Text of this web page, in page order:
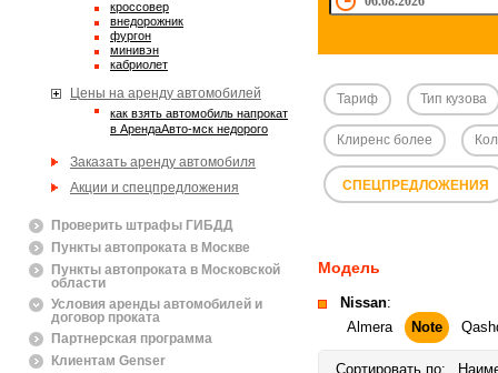
кроссовер
внедорожник
фургон
минивэн
кабриолет
Цены на аренду автомобилей
Как взять автомобиль напрокат
в АрендаАвто-мск недорого
Заказать аренду автомобиля
Акции и спецпредложения
Проверить штрафы ГИБДД
Пункты автопроката в Москве
Пункты автопроката в Московской
области
Условия аренды автомобилей и
договор проката
Партнерская программа
Клиентам Genser
Тариф Тип кузова
Клиренс более
СПЕЦПРЕДЛОЖЕНИЯ
Модель
Nissan:
Almera
Note
Сортировать по: